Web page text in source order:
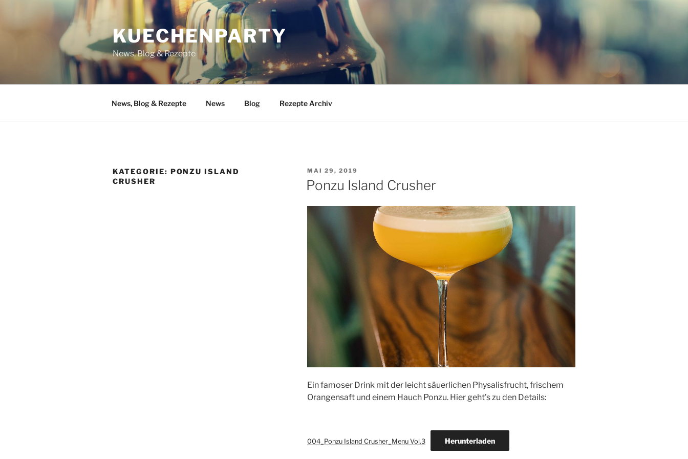
springen
KUECHENPARTY
News, Blog & Rezepte
News, Blog & Rezepte News Blog Rezepte Archiv
KATEGORIE: PONZU ISLAND
CRUSHER
VERÖFFENTLICHT
AM
MAI 29, 2019
Ponzu Island Crusher
Ein famoser Drink mit der leicht säuerlichen Physalisfrucht, frischem
Orangensaft und einem Hauch Ponzu. Hier geht’s zu den Details:
004_Ponzu Island Crusher_Menu Vol.3 Herunterladen